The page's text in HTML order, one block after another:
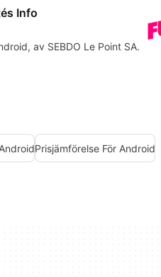
Info
av SEBDO Le Point SA.
Prisjämförelse För Android